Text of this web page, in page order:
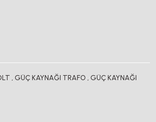
, GÜÇ KAYNAĞI TRAFO , GÜÇ KAYNAĞI